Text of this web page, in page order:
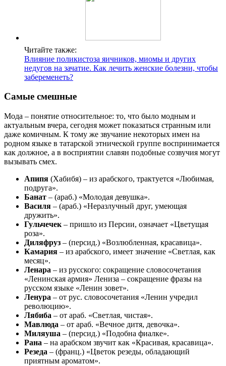
Читайте также:
Влияние поликистоза яичников, миомы и других
недугов на зачатие. Как лечить женские болезни, чтобы
забеременеть?
Самые смешные
Мода – понятие относительное: то, что было модным и
актуальным вчера, сегодня может показаться странным или
даже комичным. К тому же звучание некоторых имен на
родном языке в татарской этнической группе воспринимается
как должное, а в восприятии славян подобные созвучия могут
вызывать смех.
Апипя (Хабибя) – из арабского, трактуется «Любимая,
подруга».
Банат – (араб.) «Молодая девушка».
Василя – (араб.) «Неразлучный друг, умеющая
дружить».
Гульчечек – пришло из Персии, означает «Цветущая
роза».
Диляфруз – (персид.) «Возлюбленная, красавица».
Камария – из арабского, имеет значение «Светлая, как
месяц».
Ленара – из русского: сокращение словосочетания
«Ленинская армия» Лениза – сокращение фразы на
русском языке «Ленин зовет».
Ленура – от рус. словосочетания «Ленин учредил
революцию».
Лябиба – от араб. «Светлая, чистая».
Мавлюда – от араб. «Вечное дитя, девочка».
Миляуша – (персид.) «Подобна фиалке».
Рана – на арабском звучит как «Красивая, красавица».
Резеда – (франц.) «Цветок резеды, обладающий
приятным ароматом».